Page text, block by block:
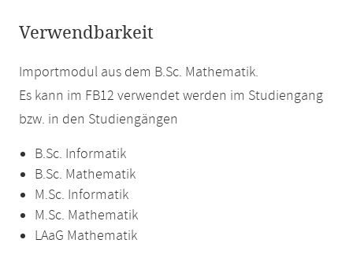
Verwendbarkeit
Importmodul aus dem B.Sc. Mathematik.
Es kann im FB12 verwendet werden im Studiengang
bzw. in den Studiengängen
B.Sc. Informatik
B.Sc. Mathematik
M.Sc. Informatik
M.Sc. Mathematik
LAaG Mathematik